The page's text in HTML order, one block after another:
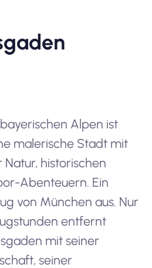
Alpen ist
malerische Stadt mit
historischen
Abenteuern. Ein
von München aus. Nur
entfernt
mit seiner
seiner